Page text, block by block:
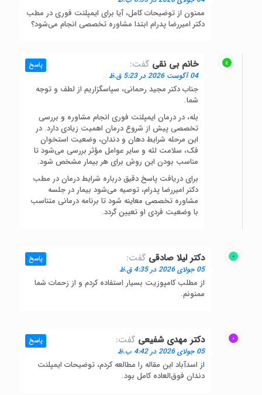
ممنون از توضیحات کامل، آیا برای ایمپلنت فوری در مطب
دکتر امیررضا پدرام ابتدا مشاوره تخصصی انجام می‌شود؟
خانم بی نقی گفت:
04 آگوست 2026 در 5:23 ق.ظ
جناب دکتر مجید رحمانی، سپاسگزاریم از لطف و توجه
شما.
بله، در درمان ایمپلنت فوری انجام مشاوره و بررسی
تخصصی پیش از شروع درمان اهمیت زیادی دارد. در
این مرحله شرایط دهان و دندان، وضعیت استخوان
فک، سلامت لثه و سایر عوامل مؤثر بررسی می‌شود تا
مناسب بودن این روش برای هر بیمار مشخص شود.
برای دریافت پاسخ دقیق درباره شرایط درمان در مطب
دکتر امیررضا پدرام، توصیه می‌شود بیمار در جلسه
مشاوره تخصصی معاینه شود تا برنامه درمانی متناسب
با وضعیت فردی او تعیین گردد.
پاسخ
دکتر لیلا صادقی گفت:
05 جولای 2026 در 4:35 ق.ظ
از مطلب کامپوزیت بسیار استفاده کردم و از زحمات شما
ممنونم.
پاسخ
دکتر مهدی شفیعی گفت:
05 جولای 2026 در 4:42 ب.ظ
از اسدآباد این مقاله را مطالعه کردم، توضیحات ایمپلنت
دندان فوق‌العاده کامل بود.
پاسخ